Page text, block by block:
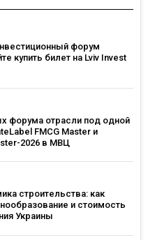
форум
купить билет на Lviv Invest
форума отрасли под одной
FMCG Master и
2026 в МВЦ
строительства: как
и стоимость
Украины